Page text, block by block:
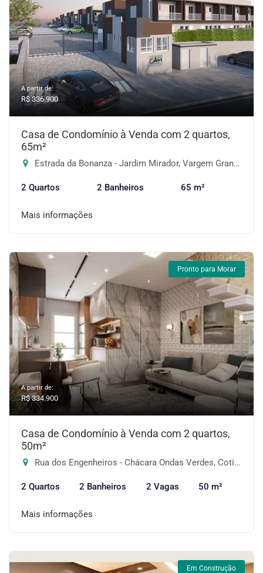
A partir de:
R$ 336.900
Casa de Condomínio à Venda com 2 quartos,
65m²
Estrada da Bonanza - Jardim Mirador, Vargem Grande Paulista-SP
2 Quartos 2 Banheiros 65 m²
Mais informações
Pronto para Morar
A partir de:
R$ 334.900
Casa de Condomínio à Venda com 2 quartos,
50m²
Rua dos Engenheiros - Chácara Ondas Verdes, Cotia-SP
2 Quartos 2 Banheiros 2 Vagas 50 m²
Mais informações
Em Construção